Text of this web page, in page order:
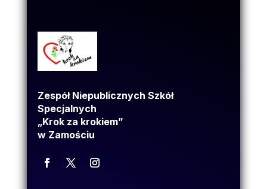
Zespół Niepublicznych Szkół
Specjalnych
„Krok za krokiem”
w Zamościu